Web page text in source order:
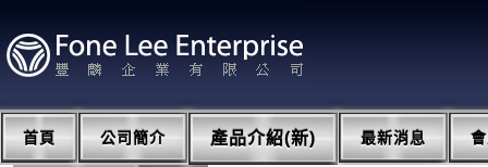
首頁 公司簡介 產品介紹(新) 最新消息